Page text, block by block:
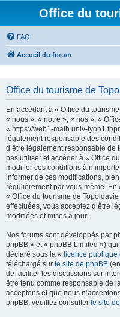
Office du
FAQ
Accueil du forum
Office du tourisme de
En accédant à « Office du
« nous », « notre », « nos », «
« https://web1-math.univ-lyon1.fr/
légalement responsable des
d’être légalement responsable
pas utiliser et accéder à « Office
modifier ces conditions à
informer de ces modifications,
régulièrement par vous-même.
« Office du tourisme de
effectuées, vous acceptez d’être
modifiées et mises à jour.
Nos forums sont développés par
phpBB » et « phpBB Limited »)
déclaré sous la « licence
téléchargé sur le site de phpBB
de faciliter les discussions sur
être tenu comme responsable de
acceptons et que nous
phpBB, veuillez consulter le site